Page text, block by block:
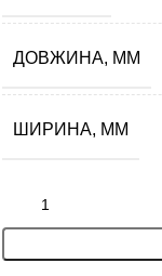
ДОВЖИНА, ММ
ШИРИНА, ММ